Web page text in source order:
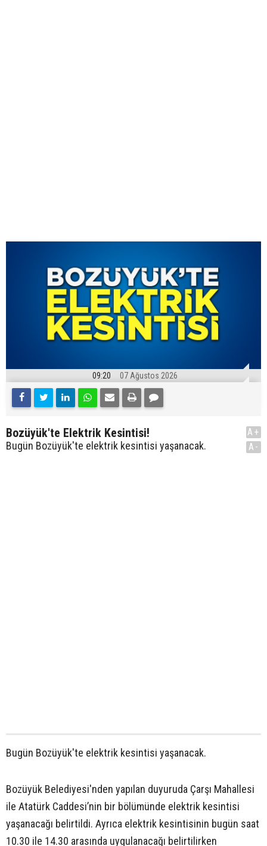
09:20 07 Ağustos 2026
Bozüyük'te Elektrik Kesintisi!
Bugün Bozüyük'te elektrik kesintisi yaşanacak.
A+
A-
Bugün Bozüyük'te elektrik kesintisi yaşanacak.
Bozüyük Belediyesi'nden yapılan duyuruda Çarşı Mahallesi
ile Atatürk Caddesi’nin bir bölümünde elektrik kesintisi
yaşanacağı belirtildi. Ayrıca elektrik kesintisinin bugün saat
10.30 ile 14.30 arasında uygulanacağı belirtilirken